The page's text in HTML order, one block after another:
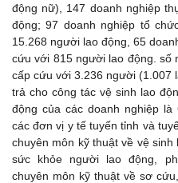
động nữ), 147 doanh nghiệp
động; 97 doanh nghiệp tổ
15.268 người lao động, 65
cứu với 815 người lao động. số
cấp cứu với 3.236 người (1.007
trả cho công tác vệ sinh lao
động của các doanh nghiệp là
các đơn vị y tế tuyến tỉnh và
chuyên môn kỹ thuật về vệ
sức khỏe người lao động,
chuyên môn kỹ thuật về sơ